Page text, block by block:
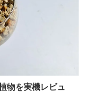
物を実機レビュ